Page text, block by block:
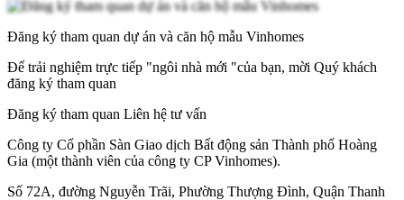
Đăng ký tham quan dự án và căn hộ mẫu Vinhomes
Để trải nghiệm trực tiếp "ngôi nhà mới "của bạn, mời Quý khách
đăng ký tham quan
Đăng ký tham quan Liên hệ tư vấn
Công ty Cổ phần Sàn Giao dịch Bất động sản Thành phố Hoàng
Gia (một thành viên của công ty CP Vinhomes).
Số 72A, đường Nguyễn Trãi, Phường Thượng Đình, Quận Thanh